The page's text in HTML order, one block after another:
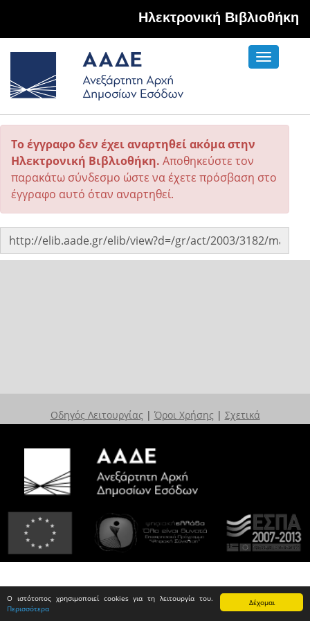
Δέχομαι
Ο ιστότοπος χρησιμοποιεί cookies για τη λειτουργία του.
Περισσότερα
Hλεκτρονική Βιβλιοθήκη
Toggle
Το έγγραφο δεν έχει αναρτηθεί ακόμα στην
Ηλεκτρονική Βιβλιοθήκη. Αποθηκεύστε τον
παρακάτω σύνδεσμο ώστε να έχετε πρόσβαση στο
έγγραφο αυτό όταν αναρτηθεί.
Οδηγός Λειτουργίας | Όροι Χρήσης | Σχετικά